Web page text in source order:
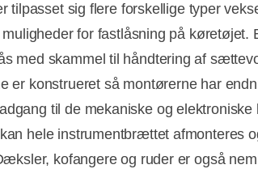
tilpasset sig flere forskellige typer
for fastlåsning på køretøjet.
med skammel til håndtering af
er konstrueret så montørerne har
til de mekaniske og elektroniske
hele instrumentbrættet afmonteres
kofangere og ruder er også